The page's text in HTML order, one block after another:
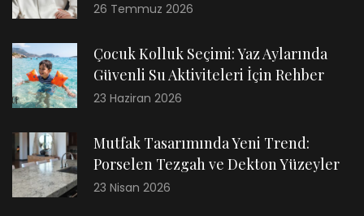
26 Temmuz 2026
Çocuk Kolluk Seçimi: Yaz Aylarında
Güvenli Su Aktiviteleri İçin Rehber
23 Haziran 2026
Mutfak Tasarımında Yeni Trend:
Porselen Tezgah ve Dekton Yüzeyler
23 Nisan 2026